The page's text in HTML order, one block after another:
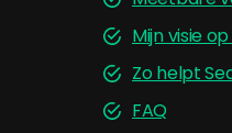
Mijn visie
Zo helpt
FAQ